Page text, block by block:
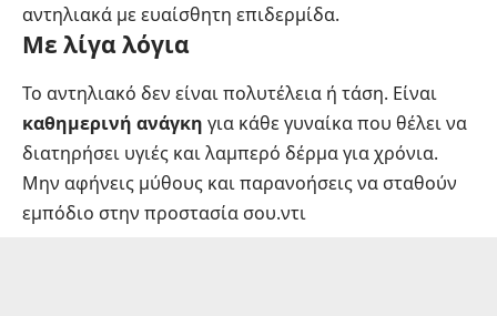
αντηλιακά με ευαίσθητη επιδερμίδα.
Με λίγα λόγια
Το αντηλιακό δεν είναι πολυτέλεια ή τάση. Είναι
καθημερινή ανάγκη για κάθε γυναίκα που θέλει να
διατηρήσει υγιές και λαμπερό δέρμα για χρόνια.
Μην αφήνεις μύθους και παρανοήσεις να σταθούν
εμπόδιο στην προστασία σου.ντι